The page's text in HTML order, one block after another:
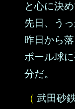
と心に決
先日、う
昨日から落
ボール球
分だ。
（ 武田砂